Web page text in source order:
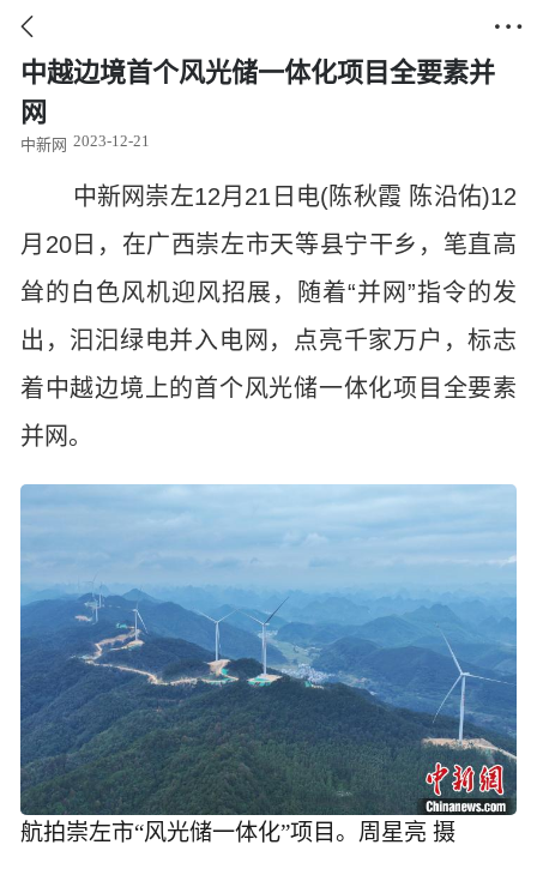
 
中越边境首个风光储一体化项目全要素并
网
中新网 2023-12-21
中新网崇左12月21日电(陈秋霞 陈沿佑)12
月20日，在广西崇左市天等县宁干乡，笔直高
耸的白色风机迎风招展，随着“并网”指令的发
出，汩汩绿电并入电网，点亮千家万户，标志
着中越边境上的首个风光储一体化项目全要素
并网。
航拍崇左市“风光储一体化”项目。周星亮 摄